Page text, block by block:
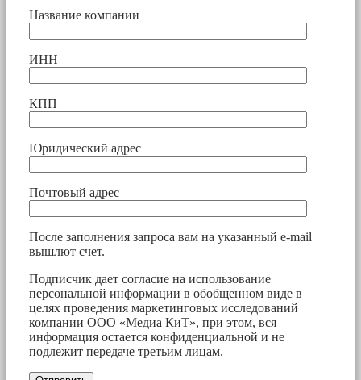
Название компании
ИНН
КПП
Юридический адрес
Почтовый адрес
После заполнения запроса вам на указанный e-mail
вышлют счет.
Подписчик дает согласие на использование
персональной информации в обобщенном виде в
целях проведения маркетинговых исследований
компании ООО «Медиа КиТ», при этом, вся
информация остается конфиденциальной и не
подлежит передаче третьим лицам.